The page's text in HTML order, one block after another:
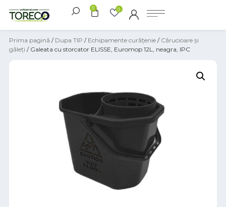
0 0
Prima pagină / Dupa TIP / Echipamente curățenie / Cărucioare și
găleți / Galeata cu storcator ELISSE, Euromop 12L, neagra, IPC